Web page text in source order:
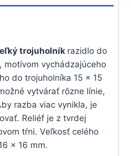
trojuholník razidlo do
motívom vychádzajúceho
do trojuholníka 15 x 15
vytvárať rôzne línie,
razba viac vynikla, je
Reliéf je z tvrdej
tŕni. Veľkosť celého
x 16 mm.